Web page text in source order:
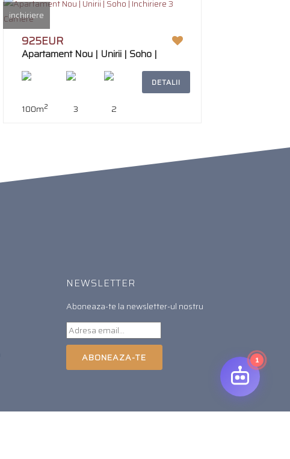
inchiriere
925EUR
Apartament Nou | Unirii | Soho |
Inchiriere 3 Camere
100m2 3 2
DETALII
NEWSLETTER
Aboneaza-te la newsletter-ul nostru
ABONEAZA-TE 1